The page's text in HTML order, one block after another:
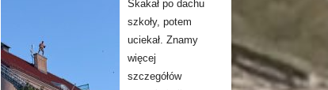
Skakał po dachu
szkoły, potem
uciekał. Znamy
więcej
szczegółów